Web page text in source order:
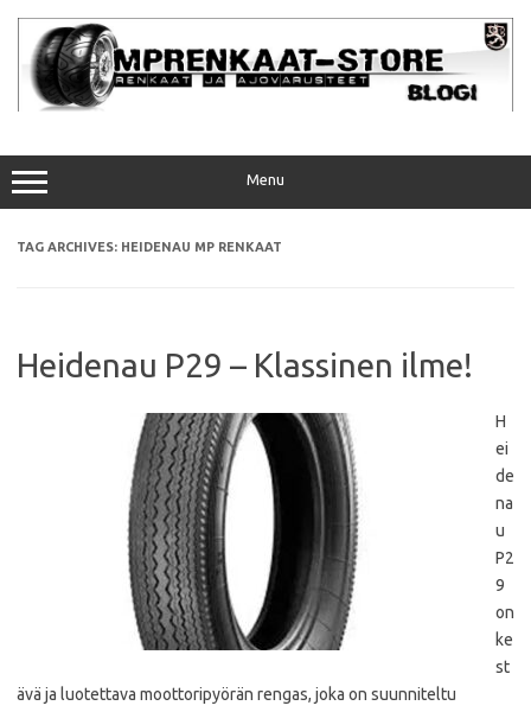
content
Menu
TAG ARCHIVES: HEIDENAU MP RENKAAT
Heidenau P29 – Klassinen ilme!
H
ei
de
na
u
P2
9
on
ke
st
ävä ja luotettava moottoripyörän rengas, joka on suunniteltu